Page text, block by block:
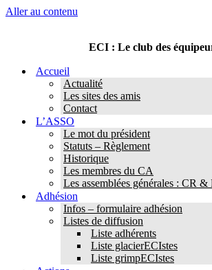
Aller au contenu
ECI : Le club des
Accueil
Actualité
Les sites des amis
Contact
L’ASSO
Le mot du président
Statuts – Règlement
Historique
Les membres du CA
Les assemblées générales : CR &
Adhésion
Infos – formulaire adhésion
Listes de diffusion
Liste adhérents
Liste glacierECIstes
Liste grimpECIstes